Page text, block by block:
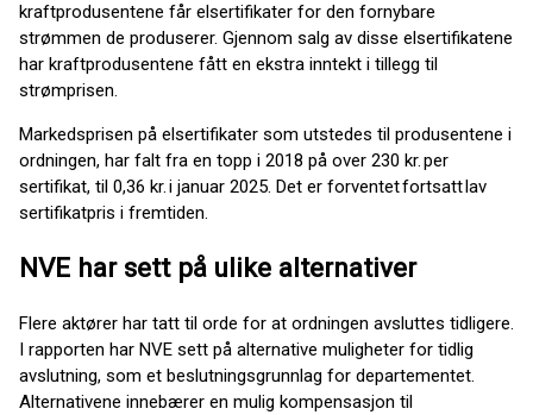
kraftprodusentene får elsertifikater for den fornybare
strømmen de produserer. Gjennom salg av disse elsertifikatene
har kraftprodusentene fått en ekstra inntekt i tillegg til
strømprisen.
Markedsprisen på elsertifikater som utstedes til produsentene i
ordningen, har falt fra en topp i 2018 på over 230 kr. per
sertifikat, til 0,36 kr. i januar 2025. Det er forventet fortsatt lav
sertifikatpris i fremtiden.
NVE har sett på ulike alternativer
Flere aktører har tatt til orde for at ordningen avsluttes tidligere.
I rapporten har NVE sett på alternative muligheter for tidlig
avslutning, som et beslutningsgrunnlag for departementet.
Alternativene innebærer en mulig kompensasjon til